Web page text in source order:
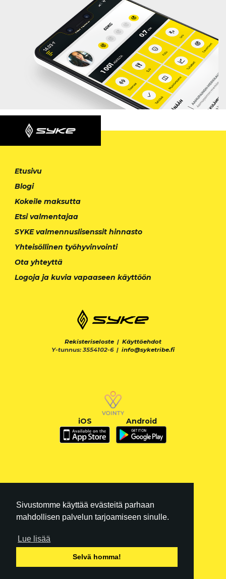
Sivustomme käyttää evästeitä parhaan
mahdollisen palvelun tarjoamiseen sinulle.
Lue lisää
Selvä homma!
Etusivu
Blogi
Kokeile maksutta
Etsi valmentajaa
SYKE valmennuslisenssit hinnasto
Yhteisöllinen työhyvinvointi
Ota yhteyttä
Logoja ja kuvia vapaaseen käyttöön
Rekisteriseloste | Käyttöehdot
Y-tunnus: 3554102-6 | info@syketribe.fi
iOS Android